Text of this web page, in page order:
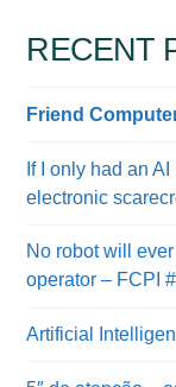
RECENT
Friend
If I only had an
electronic
No robot will
operator – FCPI
Artificial